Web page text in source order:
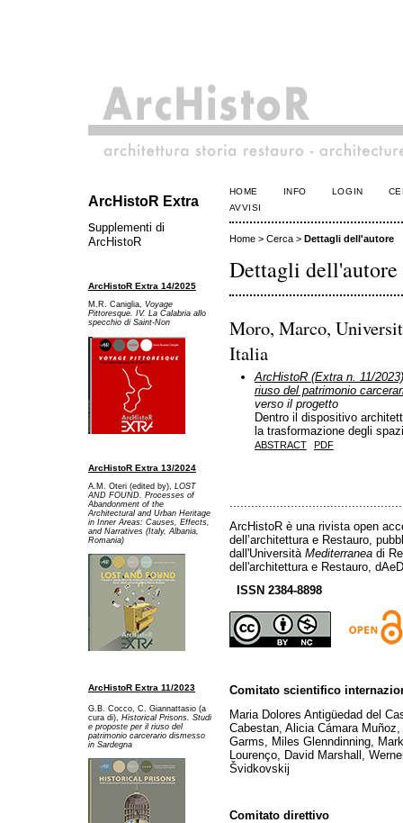
ArcHistoR Extra
supplementi di
ArcHistoR
ArcHistoR Extra 14/2025
M.R. Caniglia, Voyage
Pittoresque. IV. La Calabria allo
specchio di Saint-Non
ArcHistoR Extra 13/2024
A.M. Oteri (edited by), LOST
AND FOUND. Processes of
Abandonment of the
Architectural and Urban Heritage
in Inner Areas: Causes, Effects,
and Narratives (Italy, Albania,
Romania)
ArcHistoR Extra 11/2023
G.B. Cocco, C. Giannattasio (a
cura di), Historical Prisons. Studi
e proposte per il riuso del
patrimonio carcerario dismesso
in Sardegna
HOME INFO LOGIN
AVVISI
Home> Cerca> Dettagli dell'autore
Dettagli dell'autore
Moro, Marco,
Italia
ArcHistoR (Extra n. 11/
riuso del patrimonio
verso il progetto
Dentro il dispositivo
la trasformazione degli
ABSTRACT PDF
ArcHistoR è una rivista open
dell’architettura e Restauro,
dall'Università Mediterraneadi
dell'architettura e Restauro,
ISSN 2384-8898
Comitato scientifico
Maria Dolores Antigüedad del
Cabestan, Alicia Cámara
Garms, Miles Glenndinning,
Lourenço, David Marshall,
Švidkovskij
Comitato direttivo